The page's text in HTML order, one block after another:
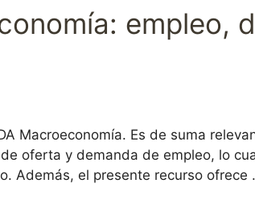
empleo,
Macroeconomía. Es de suma
oferta y demanda de empleo, lo
Además, el presente recurso ofrece